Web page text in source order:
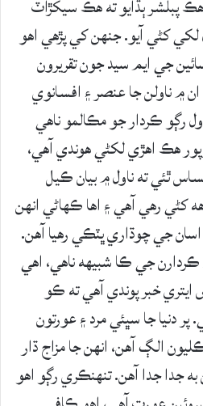
ٻڌايو ته هڪ سيکڙاٽ
کڻي آيو. جنهن کي پڙهي اهو
جي ايم سيد جون تقريرون
۾ ناولن جا عنصر ۽ افسانوي
رڳو ڪردار جو مڪالمو ناهي
هڪ اهڙي لکڻي هوندي آهي،
ٿئي ته ناول ۾ بيان ڪيل
کڻي رهي آهي ۽ اها ڪهاڻي انهن
جي چوڌاري ڀٽڪي رهيا آهن.
جي ڪا شبيهه ناهي، اهي
خبر پوندي آهي ته ڪو
دنيا جا سڀئي مرد ۽ عورتون
الڳ آهن، انهن جا مزاج ڌار
جدا جدا آهن. تنهنڪري رڳو اهو